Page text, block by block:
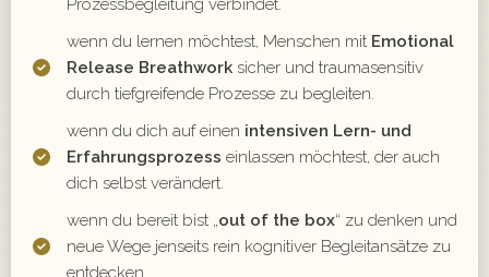
Prozessbegleitung verbindet.
wenn du lernen möchtest, Menschen mit Emotional
Release Breathwork sicher und traumasensitiv
durch tiefgreifende Prozesse zu begleiten.
wenn du dich auf einen intensiven Lern- und
Erfahrungsprozess einlassen möchtest, der auch
dich selbst verändert.
wenn du bereit bist „out of the box“ zu denken und
neue Wege jenseits rein kognitiver Begleitansätze zu
entdecken.